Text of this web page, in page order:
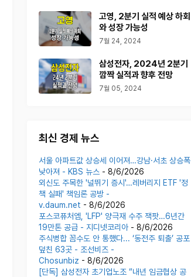
고영, 2분기 실적 예상 하회
와 성장 가능성
7월 24, 2024
삼성전자, 2024년 2분기
깜짝 실적과 향후 전망
7월 05, 2024
최신 경제 뉴스
서울 아파트값 상승세 이어져…강남·서초 상승폭
낮아져 - KBS 뉴스- 8/6/2026
외신도 주목한 '널뛰기 증시'…레버리지 ETF '정
책 실패' 책임론 공방 -
v.daum.net - 8/6/2026
포스코퓨처엠, 'LFP' 양극재 수주 잭팟…6년간
19만톤 공급 - 지디넷코리아- 8/6/2026
주식병합 꼼수도 안 통했다... ‘동전주 퇴출’ 공포
덮친 63곳 - 조선비즈 -
Chosunbiz - 8/6/2026
[단독] 삼성전자 초기업노조 “내년 임금협상 공